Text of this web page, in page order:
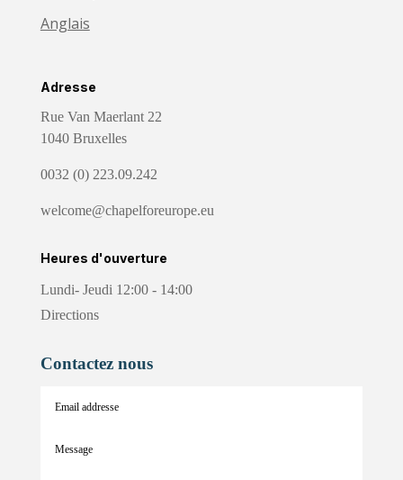
Anglais
Adresse
Rue Van Maerlant 22
1040 Bruxelles
0032 (0) 223.09.242
welcome@chapelforeurope.eu
Heures d'ouverture
Lundi- Jeudi 12:00 - 14:00
Directions
Contactez nous